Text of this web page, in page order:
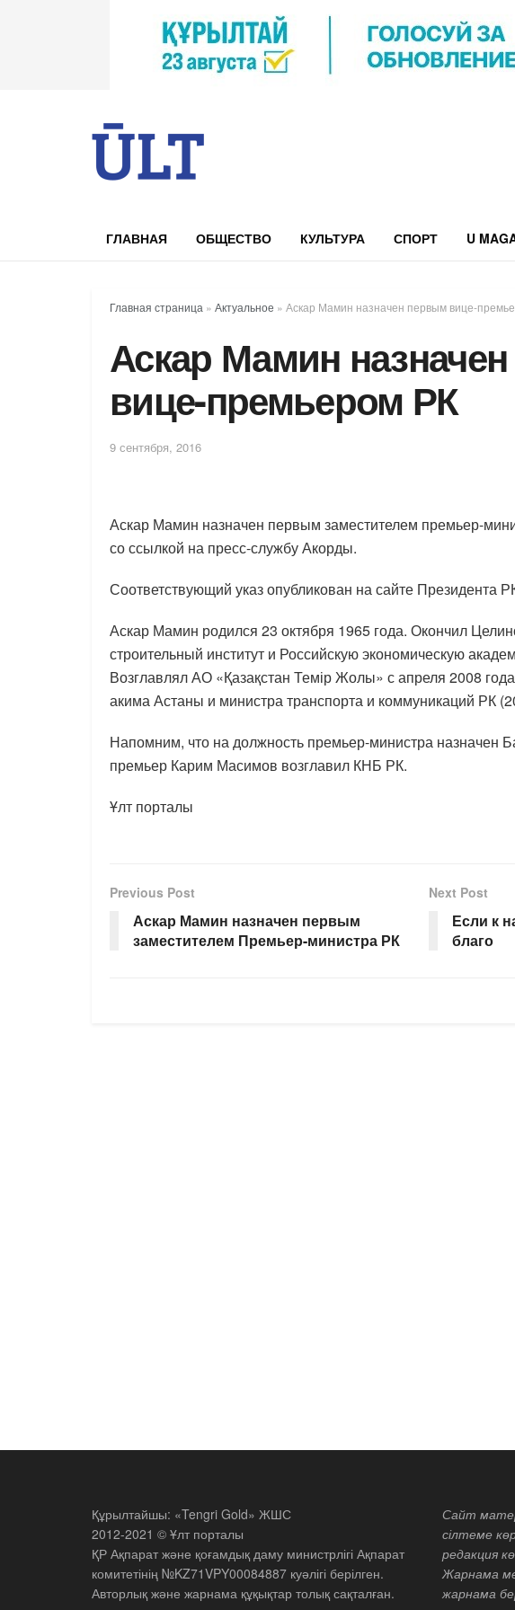
ГЛАВНАЯ ОБЩЕСТВО КУЛЬТУРА СПОРТ U
Главная страница » Актуальное » Аскар Мамин назначен первым вице-
Аскар Мамин
вице-премьером РК
9 сентября, 2016
Аскар Мамин назначен первым заместителем премьер-
со ссылкой на пресс-службу Акорды.
Соответствующий указ опубликован на сайте Президента
Аскар Мамин родился 23 октября 1965 года. Окончил
строительный институт и Российскую экономическую
Возглавлял АО «Қазақстан Темір Жолы» с апреля 2008
акима Астаны и министра транспорта и коммуникаций РК
Напомним, что на должность премьер-министра назначен
премьер Карим Масимов возглавил КНБ РК.
Ұлт порталы
Previous Post
Аскар Мамин назначен первым
заместителем Премьер-министра РК
Next Post
Если к
благо
Құрылтайшы: «Tengri Gold» ЖШС
2012-2021 © Ұлт порталы
ҚР Ақпарат және қоғамдық даму министрлігі Ақпарат
комитетінің №KZ71VPY00084887 куәлігі берілген.
Авторлық және жарнама құқықтар толық сақталған.
Сайт
сілтеме
редакция
Жарнама
жарнама